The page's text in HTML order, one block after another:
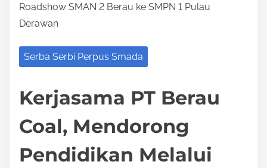
Roadshow SMAN 2 Berau ke SMPN 1 Pulau
Derawan
Serba Serbi Perpus Smada
Kerjasama PT Berau
Coal, Mendorong
Pendidikan Melalui